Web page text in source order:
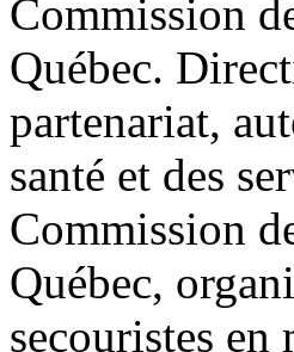
Commission
Québec.
partenariat,
santé et des
Commission
Québec,
secouristes